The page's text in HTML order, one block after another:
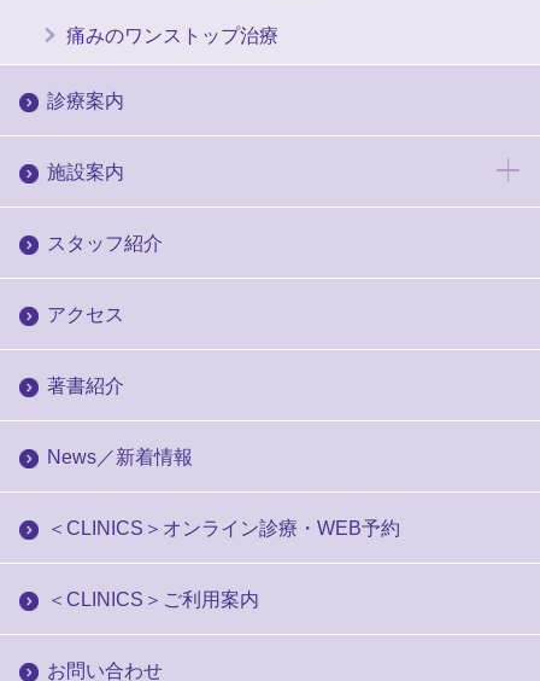
痛みのワンストップ治療
診療案内
施設案内
スタッフ紹介
アクセス
著書紹介
News／新着情報
＜CLINICS＞オンライン診療・WEB予約
＜CLINICS＞ご利用案内
お問い合わせ